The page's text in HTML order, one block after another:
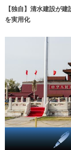
【独自】清水建設が
を実用化